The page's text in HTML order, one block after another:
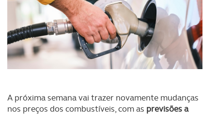
A próxima semana vai trazer novamente mudanças
nos preços dos combustíveis, com as previsões a